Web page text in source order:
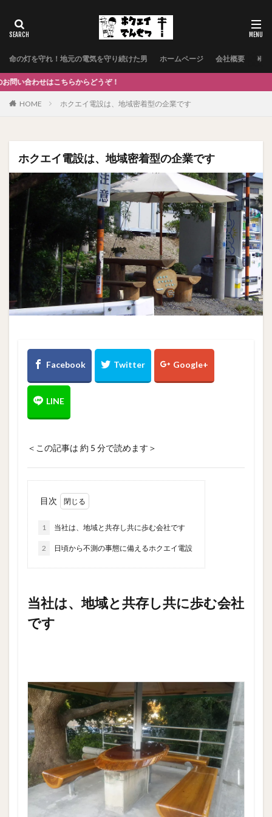
命の灯を守れ！地元の電気を守り続けた男 ホームページ 会社概要 事
からどうぞ！
HOME ホクエイ電設は、地域密着型の企業です
ホクエイ電設は、地域密着型の企業です
＜この記事は 約 5 分で読めます＞
目次
1 当社は、地域と共存し共に歩む会社です
2 日頃から不測の事態に備えるホクエイ電設
当社は、地域と共存し共に歩む会社
です